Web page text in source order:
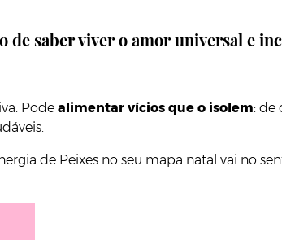
de saber viver o amor universal e
Pode alimentar vícios que o isolem: de
de Peixes no seu mapa natal vai no